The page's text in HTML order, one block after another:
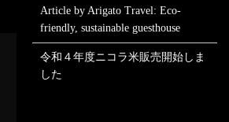
Article by Arigato Travel: Eco-
friendly, sustainable guesthouse
令和４年度ニコラ米販売開始しま
した